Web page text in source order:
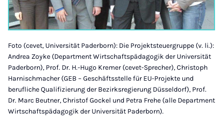
Foto (cevet, Universität Paderborn): Die Projektsteuergruppe (v. li.):
Andrea Zoyke (Department Wirtschaftspädagogik der Universität
Paderborn), Prof. Dr. H.-Hugo Kremer (cevet-Sprecher), Christoph
Harnischmacher (GEB – Geschäftsstelle für EU-Projekte und
berufliche Qualifizierung der Bezirksregierung Düsseldorf), Prof.
Dr. Marc Beutner, Christof Gockel und Petra Frehe (alle Department
Wirtschaftspädagogik der Universität Paderborn).